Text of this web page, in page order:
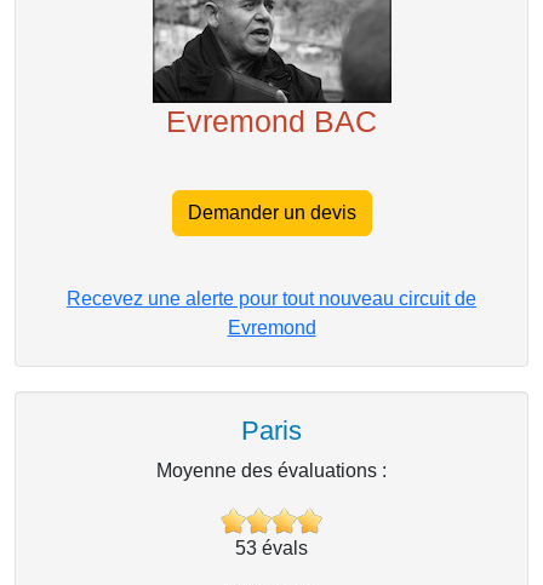
Evremond BAC
Demander un devis
Recevez une alerte pour tout nouveau circuit de
Evremond
Paris
Moyenne des évaluations :
53 évals